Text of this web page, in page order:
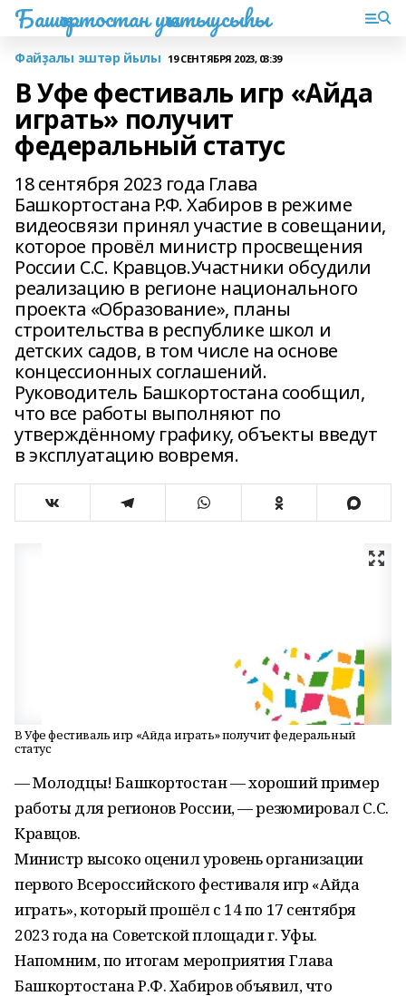
Башҡортостан уҡытыусыһы
Файҙалы эштәр йылы 19 СЕНТЯБРЯ 2023, 03:39
В Уфе фестиваль игр «Айда
играть» получит
федеральный статус
18 сентября 2023 года Глава
Башкортостана Р.Ф. Хабиров в режиме
видеосвязи принял участие в совещании,
которое провёл министр просвещения
России С.С. Кравцов.Участники обсудили
реализацию в регионе национального
проекта «Образование», планы
строительства в республике школ и
детских садов, в том числе на основе
концессионных соглашений.
Руководитель Башкортостана сообщил,
что все работы выполняют по
утверждённому графику, объекты введут
в эксплуатацию вовремя.
В Уфе фестиваль игр «Айда играть» получит федеральный
статус
— Молодцы! Башкортостан — хороший пример
работы для регионов России, — резюмировал С.С.
Кравцов.
Министр высоко оценил уровень организации
первого Всероссийского фестиваля игр «Айда
играть», который прошёл с 14 по 17 сентября
2023 года на Советской площади г. Уфы.
Напомним, по итогам мероприятия Глава
Башкортостана Р.Ф. Хабиров объявил, что